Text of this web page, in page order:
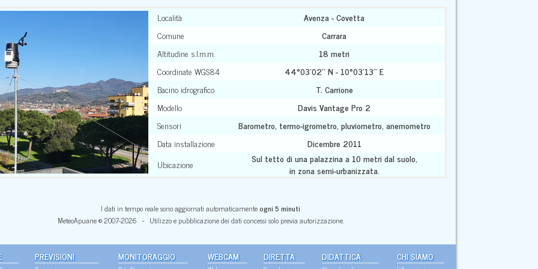
Località
Avenza - Covetta
Comune
Carrara
Altitudine s.l.m.m.
18 metri
Coordinate WGS84
44°03'02'' N - 10°03'13'' E
Bacino idrografico
T. Carrione
Modello
Davis Vantage Pro 2
Sensori
Barometro, termo-igrometro, pluviometro, anemometro
Data installazione
Dicembre 2011
Ubicazione
Sul tetto di una palazzina a 10 metri dal suolo,
in zona semi-urbanizzata.
I dati in tempo reale sono aggiornati automaticamenteogni 5 minuti
MeteoApuane © 2007-2026 - Utilizzo e pubblicazione dei dati concessi solo previa autorizzazione.
PREVISIONI MONITORAGGIO WEBCAM DIRETTA DIDATTICA CHI SIAMO